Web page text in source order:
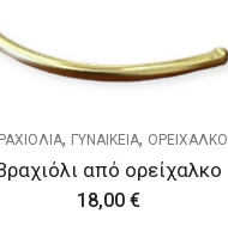
, ΓΥΝΑΙΚΕΙΑ, ΟΡΕΙΧΑΛΚΟ
από ορείχαλκο
18,00 €